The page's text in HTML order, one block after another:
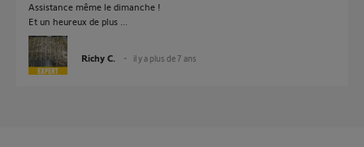
Assistance même le dimanche !
Et un heureux de plus ...
Richy C. il y a plus de 7 ans